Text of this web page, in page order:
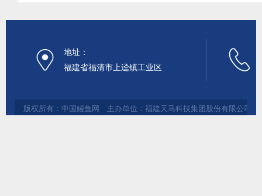
地址：
福建省福清市上迳镇工业区
版权所有：中国鳗鱼网 主办单位：福建天马科技集团股份有限公司